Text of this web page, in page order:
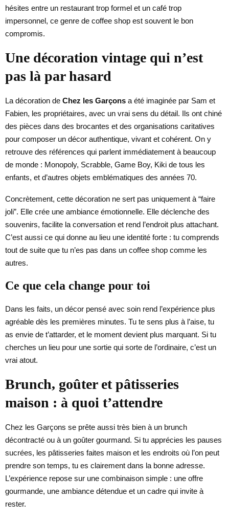
hésites entre un restaurant trop formel et un café trop
impersonnel, ce genre de coffee shop est souvent le bon
compromis.
Une décoration vintage qui n’est
pas là par hasard
La décoration de Chez les Garçons a été imaginée par Sam et
Fabien, les propriétaires, avec un vrai sens du détail. Ils ont chiné
des pièces dans des brocantes et des organisations caritatives
pour composer un décor authentique, vivant et cohérent. On y
retrouve des références qui parlent immédiatement à beaucoup
de monde : Monopoly, Scrabble, Game Boy, Kiki de tous les
enfants, et d’autres objets emblématiques des années 70.
Concrètement, cette décoration ne sert pas uniquement à “faire
joli”. Elle crée une ambiance émotionnelle. Elle déclenche des
souvenirs, facilite la conversation et rend l’endroit plus attachant.
C’est aussi ce qui donne au lieu une identité forte : tu comprends
tout de suite que tu n’es pas dans un coffee shop comme les
autres.
Ce que cela change pour toi
Dans les faits, un décor pensé avec soin rend l’expérience plus
agréable dès les premières minutes. Tu te sens plus à l’aise, tu
as envie de t’attarder, et le moment devient plus marquant. Si tu
cherches un lieu pour une sortie qui sorte de l’ordinaire, c’est un
vrai atout.
Brunch, goûter et pâtisseries
maison : à quoi t’attendre
Chez les Garçons se prête aussi très bien à un brunch
décontracté ou à un goûter gourmand. Si tu apprécies les pauses
sucrées, les pâtisseries faites maison et les endroits où l’on peut
prendre son temps, tu es clairement dans la bonne adresse.
L’expérience repose sur une combinaison simple : une offre
gourmande, une ambiance détendue et un cadre qui invite à
rester.